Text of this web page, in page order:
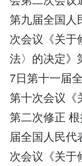
第九届全国人
次会议《关于
法〉的决定》
7日第十一届
第十次会议《
第二次修正
届全国人民代
次会议《关于